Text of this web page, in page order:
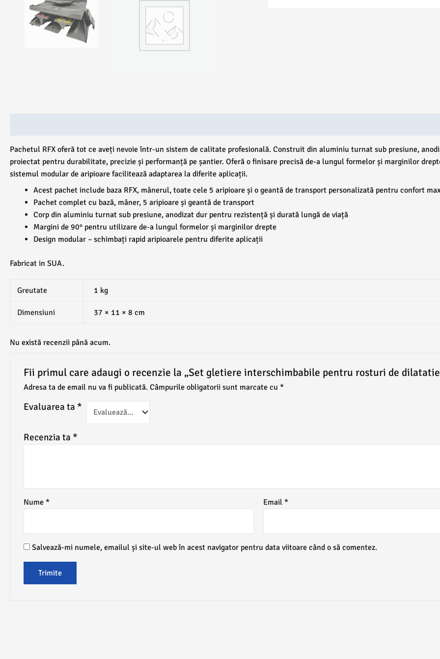
Pachetul RFX oferă tot ce aveți nevoie într-un sistem de calitate profesională. Construit din aluminiu turnat sub presiune,
proiectat pentru durabilitate, precizie și performanță pe șantier. Oferă o finisare precisă de-a lungul formelor și marginilor
sistemul modular de aripioare facilitează adaptarea la diferite aplicații.
Acest pachet include baza RFX, mânerul, toate cele 5 aripioare și o geantă de transport personalizată pentru confort
Pachet complet cu bază, mâner, 5 aripioare și geantă de transport
Corp din aluminiu turnat sub presiune, anodizat dur pentru rezistență și durată lungă de viață
Margini de 90° pentru utilizare de-a lungul formelor și marginilor drepte
Design modular – schimbați rapid aripioarele pentru diferite aplicații
Fabricat in SUA.
Greutate 1 kg
Dimensiuni 37 × 11 × 8 cm
Nu există recenzii până acum.
Fii primul care adaugi o recenzie la „Set gletiere interschimbabile pentru rosturi de dilatatie
Adresa ta de email nu va fi publicată. Câmpurile obligatorii sunt marcate cu *
Evaluarea ta *
Recenzia ta *
Nume * Email *
Salvează-mi numele, emailul și site-ul web în acest navigator pentru data viitoare când o să comentez.